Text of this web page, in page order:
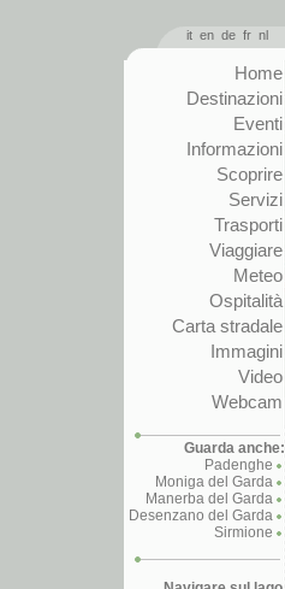
it en de fr nl
Home
Destinazioni
Eventi
Informazioni
Scoprire
Servizi
Trasporti
Viaggiare
Meteo
Ospitalità
Carta stradale
Immagini
Video
Webcam
Guarda anche:
Padenghe
Moniga del Garda
Manerba del Garda
Desenzano del Garda
Sirmione